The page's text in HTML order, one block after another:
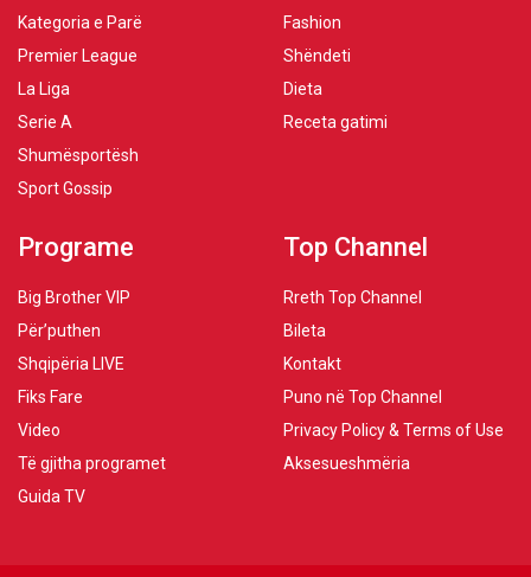
Kategoria e Parë
Premier League
La Liga
Serie A
Shumësportësh
Sport Gossip
Fashion
Shëndeti
Dieta
Receta gatimi
Programe
Big Brother VIP
Për’puthen
Shqipëria LIVE
Fiks Fare
Video
Të gjitha programet
Guida TV
Top Channel
Rreth Top Channel
Bileta
Kontakt
Puno në Top Channel
Privacy Policy & Terms of Use
Aksesueshmëria